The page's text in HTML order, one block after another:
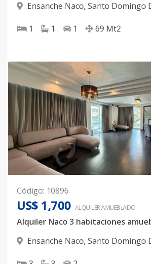
Ensanche Naco, Santo Domingo
1 1 1 69 Mt2
Código: 10896
US$ 1,700 ALQUILERAMUEBLADO
Alquiler Naco 3 habitaciones
Ensanche Naco, Santo Domingo